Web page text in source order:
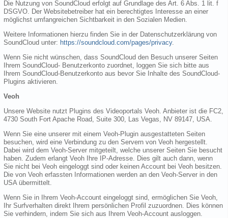
Die Nutzung von SoundCloud erfolgt auf Grundlage des Art. 6 Abs. 1 lit. f
DSGVO. Der Websitebetreiber hat ein berechtigtes Interesse an einer
möglichst umfangreichen Sichtbarkeit in den Sozialen Medien.
Weitere Informationen hierzu finden Sie in der Datenschutzerklärung von
SoundCloud unter: https://soundcloud.com/pages/privacy.
Wenn Sie nicht wünschen, dass SoundCloud den Besuch unserer Seiten
Ihrem SoundCloud- Benutzerkonto zuordnet, loggen Sie sich bitte aus
Ihrem SoundCloud-Benutzerkonto aus bevor Sie Inhalte des SoundCloud-
Plugins aktivieren.
Veoh
Unsere Website nutzt Plugins des Videoportals Veoh. Anbieter ist die FC2,
4730 South Fort Apache Road, Suite 300, Las Vegas, NV 89147, USA.
Wenn Sie eine unserer mit einem Veoh-Plugin ausgestatteten Seiten
besuchen, wird eine Verbindung zu den Servern von Veoh hergestellt.
Dabei wird dem Veoh-Server mitgeteilt, welche unserer Seiten Sie besucht
haben. Zudem erlangt Veoh Ihre IP-Adresse. Dies gilt auch dann, wenn
Sie nicht bei Veoh eingeloggt sind oder keinen Account bei Veoh besitzen.
Die von Veoh erfassten Informationen werden an den Veoh-Server in den
USA übermittelt.
Wenn Sie in Ihrem Veoh-Account eingeloggt sind, ermöglichen Sie Veoh,
Ihr Surfverhalten direkt Ihrem persönlichen Profil zuzuordnen. Dies können
Sie verhindern, indem Sie sich aus Ihrem Veoh-Account ausloggen.